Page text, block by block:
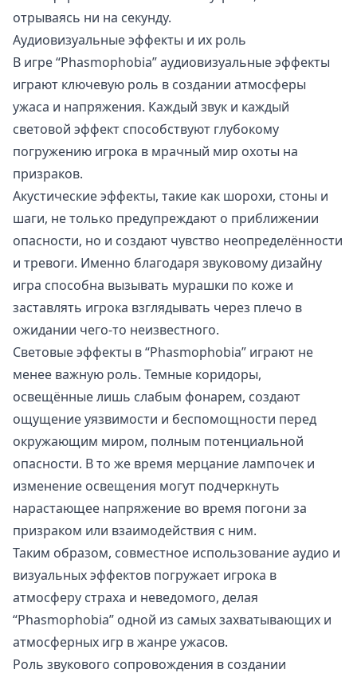
отрываясь ни на секунду.
Аудиовизуальные эффекты и их роль
В игре “Phasmophobia” аудиовизуальные эффекты
играют ключевую роль в создании атмосферы
ужаса и напряжения. Каждый звук и каждый
световой эффект способствуют глубокому
погружению игрока в мрачный мир охоты на
призраков.
Акустические эффекты, такие как шорохи, стоны и
шаги, не только предупреждают о приближении
опасности, но и создают чувство неопределённости
и тревоги. Именно благодаря звуковому дизайну
игра способна вызывать мурашки по коже и
заставлять игрока взглядывать через плечо в
ожидании чего-то неизвестного.
Световые эффекты в “Phasmophobia” играют не
менее важную роль. Темные коридоры,
освещённые лишь слабым фонарем, создают
ощущение уязвимости и беспомощности перед
окружающим миром, полным потенциальной
опасности. В то же время мерцание лампочек и
изменение освещения могут подчеркнуть
нарастающее напряжение во время погони за
призраком или взаимодействия с ним.
Таким образом, совместное использование аудио и
визуальных эффектов погружает игрока в
атмосферу страха и неведомого, делая
“Phasmophobia” одной из самых захватывающих и
атмосферных игр в жанре ужасов.
Роль звукового сопровождения в создании